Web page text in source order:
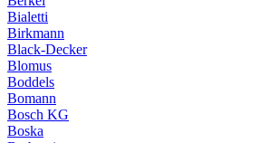
Bialetti
Birkmann
Black-Decker
Blomus
Boddels
Bomann
Bosch KG
Boska